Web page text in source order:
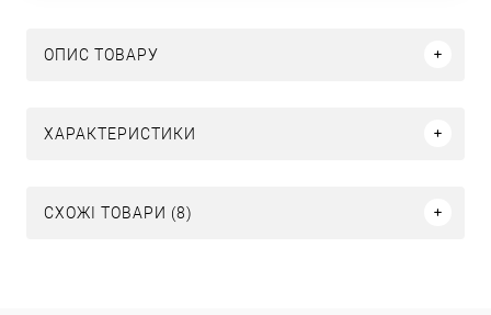
ОПИС ТОВАРУ
ХАРАКТЕРИСТИКИ
СХОЖІ ТОВАРИ (8)